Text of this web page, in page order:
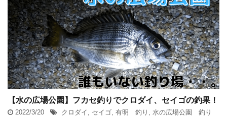
【水の広場公園】フカセ釣りでクロダイ、セイゴの釣果！
2022/3/20 クロダイ , セイゴ, 有明 釣り , 水の広場公園 釣り